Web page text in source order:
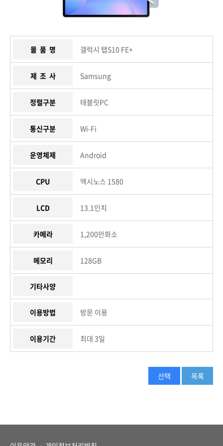
물 품 명 갤럭시 탭S10 FE+
제 조 사 Samsung
정렬구분 태블릿PC
통신구분 Wi-Fi
운영체제 Android
CPU 엑시노스 1580
LCD 13.1인치
카메라 1,200만화소
메모리 128GB
기타사양
이용방법 방문 이용
이용기간 최대 3일
선택 목록